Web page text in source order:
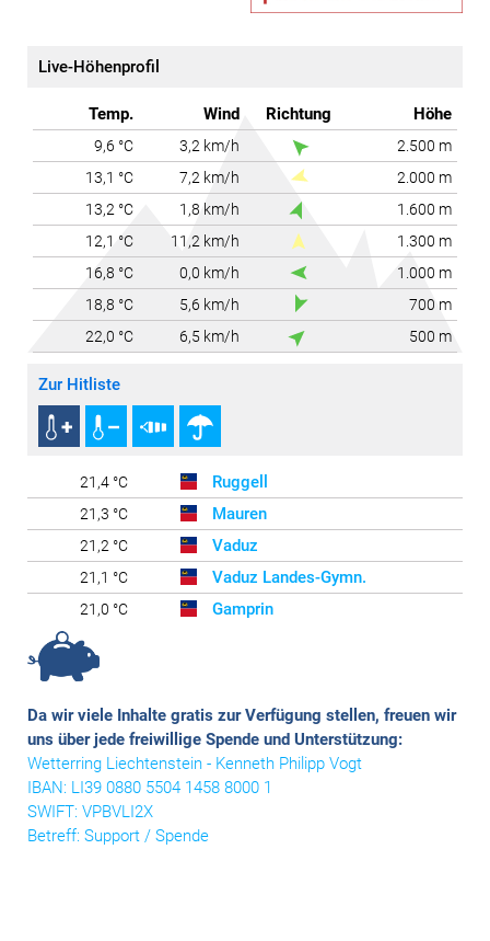
45 - 73
2,1 - 6
0,7 - 1,5
© Wettering Vorarlberg
Live-Höhenprofil
Temp. Wind Richtung Höhe
9,6 °C 3,2 km/h
2.500 m
13,1 °C
7,2 km/h
2.000 m
13,2 °C
1,8 km/h
1.600 m
12,1 °C
11,2 km/h
1.300 m
16,8 °C
0,0 km/h
1.000 m
18,8 °C
5,6 km/h
700 m
22,0 °C
6,5 km/h 500 m
Zur Hitliste
21,4 °C Ruggell
21,3 °C Mauren
21,2 °C Vaduz
21,1 °C Vaduz Landes-Gymn.
21,0 °C Gamprin
20,5 °C
19,8 °C
19,6 °C Triesen Langgasse
18,1 °C Triesenberg
12,1 °C Steg
Da wir viele Inhalte gratis zur Verfügung stellen, freuen wir
uns über jede freiwillige Spende und Unterstützung:
Wetterring Liechtenstein - Kenneth Philipp Vogt
IBAN: LI39 0880 5504 1458 8000 1
SWIFT: VPBVLI2X
Betreff: Support / Spende